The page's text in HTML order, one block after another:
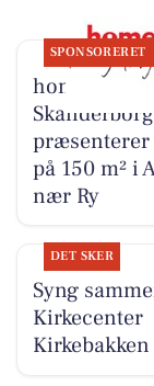
SPONSORERET
home
Skanderborg
på 150 m² i
nær Ry
DET SKER
Syng
Kirkecenter
Kirkebakken